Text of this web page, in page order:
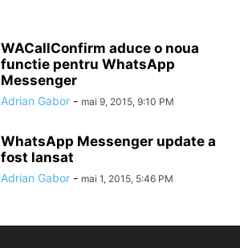
WACallConfirm aduce o noua
functie pentru WhatsApp
Messenger
Adrian Gabor - mai 9, 2015, 9:10 PM
WhatsApp Messenger update a
fost lansat
Adrian Gabor - mai 1, 2015, 5:46 PM